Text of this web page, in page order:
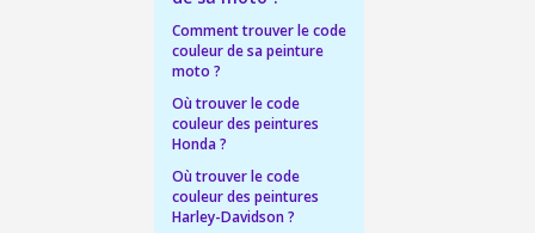
dès 30€ d'achats
des bons d'achat
à chaque commande
en France Métropolitaine
Comment trouver le code
couleur de sa peinture
moto ?
Où trouver le code
couleur des peintures
Honda ?
Où trouver le code
couleur des peintures
Harley-Davidson ?